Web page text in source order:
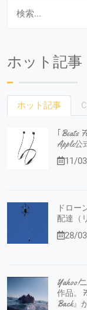
ホット記事
ホット記事
｢Beats
Apple
11/
ドロー
配達（
28/
Yahoo!
作品。
Back』